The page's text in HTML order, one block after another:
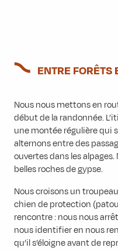
ENTRE FORÊTS
Nous nous mettons en
début de la randonnée.
une montée régulière qui
alternons entre des
ouvertes dans les
belles roches de gypse.
Nous croisons un
chien de protection
rencontre : nous nous
nous identifier en nous
qu’il s’éloigne avant de